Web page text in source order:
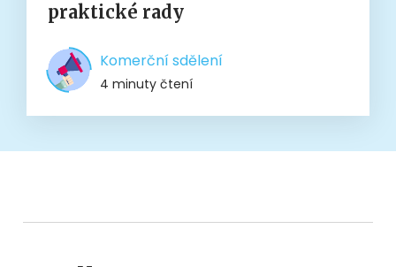
praktické rady
Komerční sdělení
4 minuty čtení